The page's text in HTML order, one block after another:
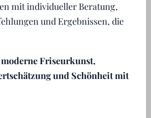
mit individueller Beratung,
und Ergebnissen, die
Friseurkunst,
und Schönheit mit